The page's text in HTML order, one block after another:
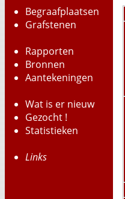
Begraafplaatsen
Grafstenen
Rapporten
Bronnen
Aantekeningen
Wat is er nieuw
Gezocht !
Statistieken
Links